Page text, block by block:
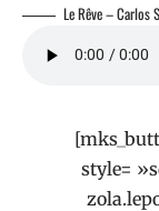
Le Rêve – Carlos
style=